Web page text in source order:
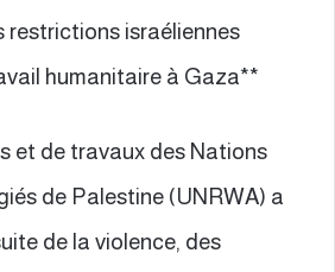
restrictions israéliennes
humanitaire à Gaza**
et de travaux des Nations
de Palestine (UNRWA) a
de la violence, des